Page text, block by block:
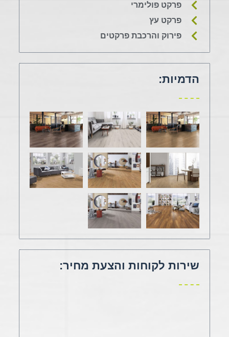
פרקט פולימרי
פרקט עץ
פירוק והרכבת פרקטים
הדמיות:
שירות לקוחות והצעת מחיר: